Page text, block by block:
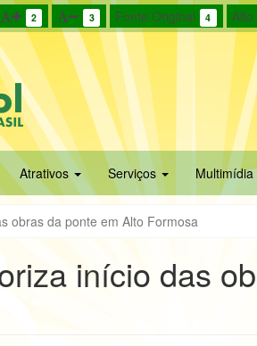
2 3 Fonte Original 4 Alto
Atrativos Serviços Multimídia
obras da ponte em Alto Formosa
início das